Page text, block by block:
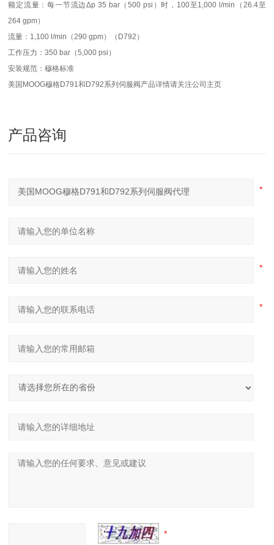
额定流量：每一节流边Δp 35 bar（500 psi）时，100至1,000 l/min（26.4至
264 gpm）
流量：1,100 l/min（290 gpm）（D792）
工作压力：350 bar（5,000 psi）
安装规范：穆格标准
美国MOOG穆格D791和D792系列伺服阀产品详情请关注公司主页
产品咨询